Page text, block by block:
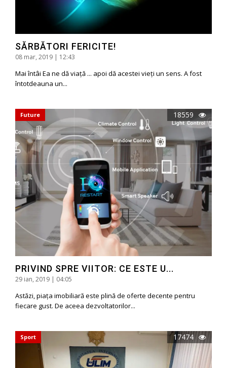
SĂRBĂTORI FERICITE!
08 mar, 2019 | 12:43
Mai întâi Ea ne dă viață ... apoi dă acestei vieți un sens. A fost
întotdeauna un...
Future 18559
PRIVIND SPRE VIITOR: CE ESTE U...
29 ian, 2019 | 04:05
Astăzi, piața imobiliară este plină de oferte decente pentru
fiecare gust. De aceea dezvoltatorilor...
Sport 17474